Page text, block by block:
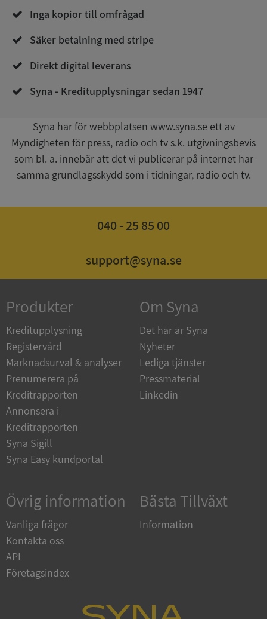
Inga kopior till omfrågad
Säker betalning med stripe
Direkt digital leverans
Syna - Kreditupplysningar sedan 1947
Syna har för webbplatsen www.syna.se ett av
Myndigheten för press, radio och tv s.k. utgivningsbevis
som bl. a. innebär att det vi publicerar på internet har
samma grundlagsskydd som i tidningar, radio och tv.
040 - 25 85 00
support@syna.se
Produkter
Kreditupplysning
Registervård
Marknadsurval & analyser
Prenumerera på
Kreditrapporten
Annonsera i
Kreditrapporten
Syna Sigill
Syna Easy kundportal
Om Syna
Det här är Syna
Nyheter
Lediga tjänster
Pressmaterial
Linkedin
Övrig information
Vanliga frågor
Kontakta oss
API
Företagsindex
Bästa Tillväxt
Information
ARRAffinity
Corporation
upplysningar.syna.se
CookieScriptConsent
.syna.se
månad
_GRECAPTCHA
www.google.com
ASP.NET_SessionId
__RequestVerificationToken
Microsoft
en.syna.se